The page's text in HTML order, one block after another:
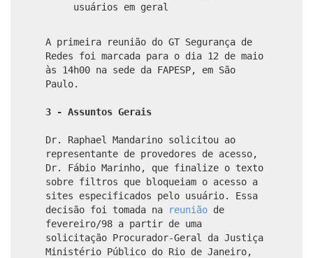
usuários em geral
A primeira reunião do GT Segurança de
Redes foi marcada para o dia 12 de maio
às 14h00 na sede da FAPESP, em São
Paulo.
3 - Assuntos Gerais
Dr. Raphael Mandarino solicitou ao
representante de provedores de acesso,
Dr. Fábio Marinho, que finalize o texto
sobre filtros que bloqueiam o acesso a
sites especificados pelo usuário. Essa
decisão foi tomada na reunião de
fevereiro/98 a partir de uma
solicitação Procurador-Geral da Justiça
Ministério Público do Rio de Janeiro,